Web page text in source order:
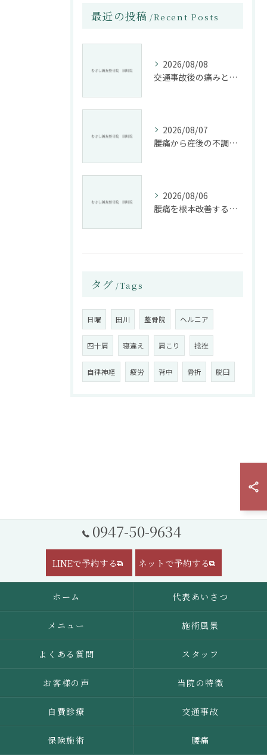
最近の投稿 Recent Posts
2026/08/08
交通事故後の痛みと姿勢改善に特化した整骨院の役割
2026/08/07
腰痛から産後の不調まで整骨院で根本改善する方法
2026/08/06
腰痛を根本改善する整骨院の施術とアドバイスの重要性
タグ Tags
日曜 田川 整骨院 ヘルニア
四十肩 寝違え 肩こり 捻挫
自律神経 疲労 背中 骨折 脱臼
0947-50-9634
LINEで予約する ネットで予約する
ホーム 代表あいさつ
メニュー 施術風景
よくある質問 スタッフ
お客様の声 当院の特徴
自費診療 交通事故
保険施術 腰痛